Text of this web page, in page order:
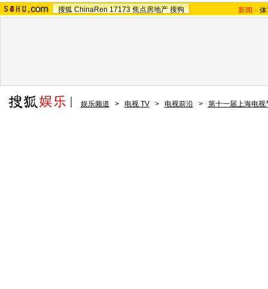
搜狐 ChinaRen 17173 焦点房地产 搜狗 新闻 -
娱乐频道 > 电视 TV > 电视前沿 > 第十一届上海电视